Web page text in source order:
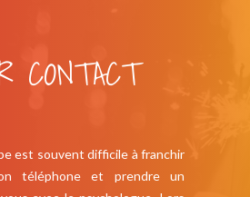
CONTACT
est souvent difficile à franchir
téléphone et prendre un